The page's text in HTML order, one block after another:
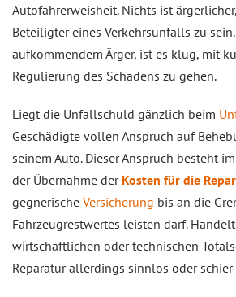
Autofahrerweisheit. Nichts ist
Beteiligter eines Verkehrsunfalls zu
aufkommendem Ärger, ist es klug, mit
Regulierung des Schadens zu gehen.
Liegt die Unfallschuld gänzlich beim
Geschädigte vollen Anspruch auf
seinem Auto. Dieser Anspruch besteht
der Übernahme der Kosten für die
gegnerische Versicherung bis an die
Fahrzeugrestwertes leisten darf.
wirtschaftlichen oder technischen
Reparatur allerdings sinnlos oder